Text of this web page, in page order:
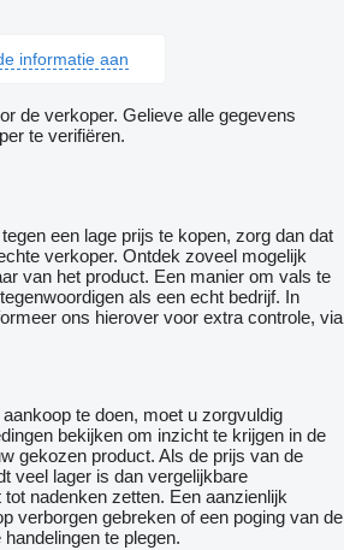
informatie aan
de verkoper. Gelieve alle gegevens
te verifiëren.
een lage prijs te kopen, zorg dan dat
verkoper. Ontdek zoveel mogelijk
van het product. Een manier om vals te
als een echt bedrijf. In
ons hierover voor extra controle, via
te doen, moet u zorgvuldig
bekijken om inzicht te krijgen in de
gekozen product. Als de prijs van de
veel lager is dan vergelijkbare
nadenken zetten. Een aanzienlijk
verborgen gebreken of een poging van de
te plegen.